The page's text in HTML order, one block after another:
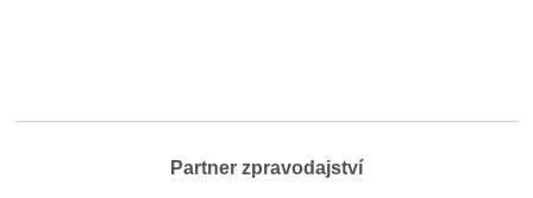
Partner zpravodajství